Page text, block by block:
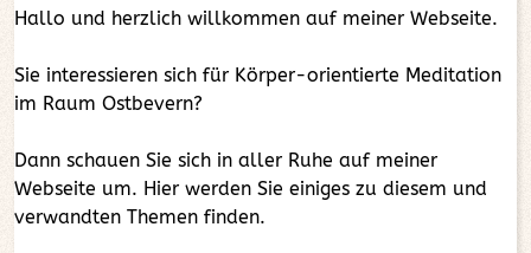
Hallo und herzlich willkommen auf meiner Webseite.
Sie interessieren sich für Körper-orientierte Meditation
im Raum Ostbevern?
Dann schauen Sie sich in aller Ruhe auf meiner
Webseite um. Hier werden Sie einiges zu diesem und
verwandten Themen finden.